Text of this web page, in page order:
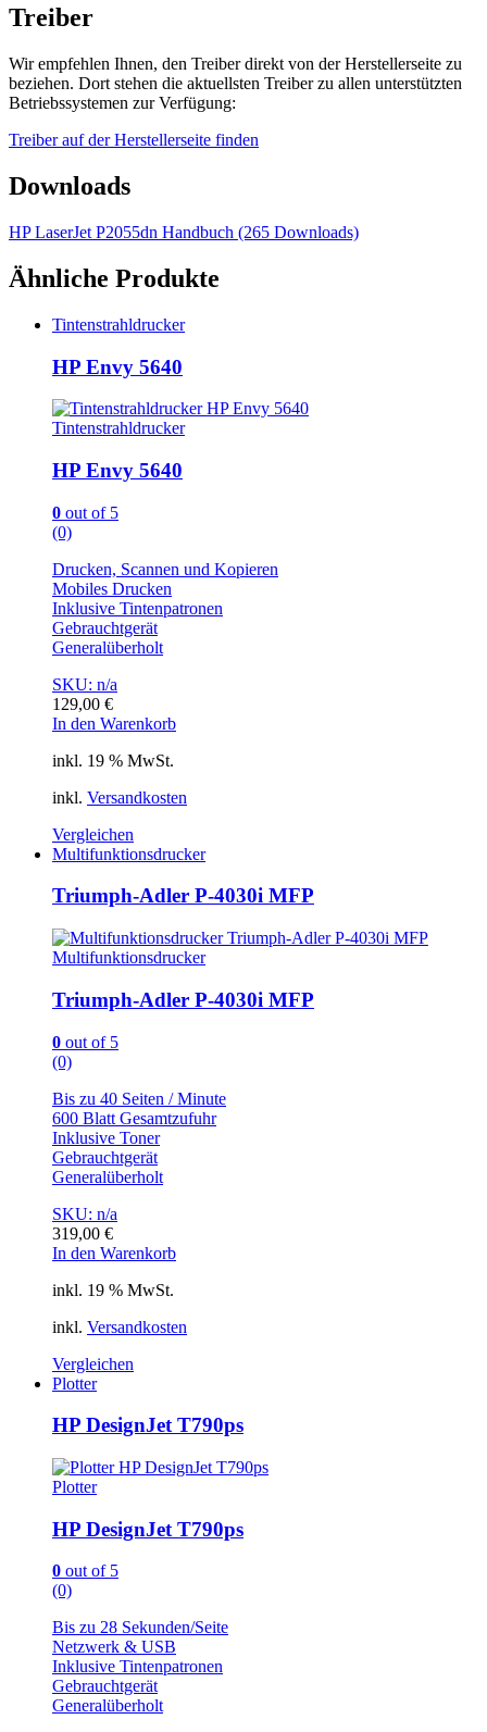
Treiber
Wir empfehlen Ihnen, den Treiber direkt von der Herstellerseite zu
beziehen. Dort stehen die aktuellsten Treiber zu allen unterstützten
Betriebssystemen zur Verfügung:
Treiber auf der Herstellerseite finden
Downloads
HP LaserJet P2055dn Handbuch (265 Downloads)
Ähnliche Produkte
Tintenstrahldrucker
HP Envy 5640
Tintenstrahldrucker
HP Envy 5640
0 out of 5
(0)
Drucken, Scannen und Kopieren
Mobiles Drucken
Inklusive Tintenpatronen
Gebrauchtgerät
Generalüberholt
SKU: n/a
129,00 €
In den Warenkorb
inkl. 19 % MwSt.
inkl. Versandkosten
Vergleichen
Multifunktionsdrucker
Triumph-Adler P-4030i MFP
Multifunktionsdrucker
Triumph-Adler P-4030i MFP
0 out of 5
(0)
Bis zu 40 Seiten / Minute
600 Blatt Gesamtzufuhr
Inklusive Toner
Gebrauchtgerät
Generalüberholt
SKU: n/a
319,00 €
In den Warenkorb
inkl. 19 % MwSt.
inkl. Versandkosten
Vergleichen
Plotter
HP DesignJet T790ps
Plotter
HP DesignJet T790ps
0 out of 5
(0)
Bis zu 28 Sekunden/Seite
Netzwerk & USB
Inklusive Tintenpatronen
Gebrauchtgerät
Generalüberholt